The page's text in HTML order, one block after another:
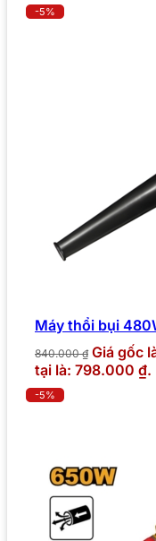
-5%
Máy thổi bụi
840.000₫ Giá gốc
tại là: 798.000 ₫.
-5%